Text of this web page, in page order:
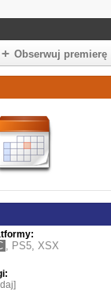
Obserwuj premierę
, PS5, XSX